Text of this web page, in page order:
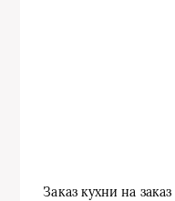
Заказ кухни на